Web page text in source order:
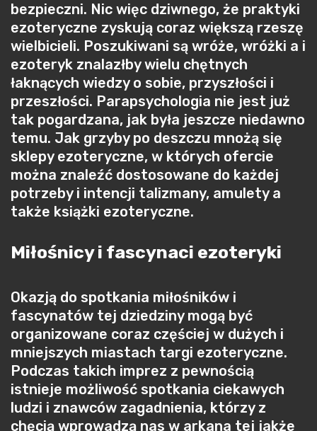
bezpieczni. Nic więc dziwnego, że praktyki
ezoteryczne zyskują coraz większą rzeszę
wielbicieli. Poszukiwani są wróże, wróżki a i
ezoteryk znalazłby wielu chętnych
łaknących wiedzy o sobie, przyszłości i
przeszłości. Parapsychologia nie jest już
tak pogardzana, jak była jeszcze niedawno
temu. Jak grzyby po deszczu mnożą się
sklepy ezoteryczne, w których ofercie
można znaleźć dostosowane do każdej
potrzeby i intencji talizmany, amulety a
także książki ezoteryczne.
Miłośnicy i fascynaci ezoteryki
Okazją do spotkania miłośników i
fascynatów tej dziedziny mogą być
organizowane coraz częściej w dużych i
mniejszych miastach targi ezoteryczne.
Podczas takich imprez z pewnością
istnieje możliwość spotkania ciekawych
ludzi i znawców zagadnienia, którzy z
chęcią wprowadzą nas w arkana tej jakże